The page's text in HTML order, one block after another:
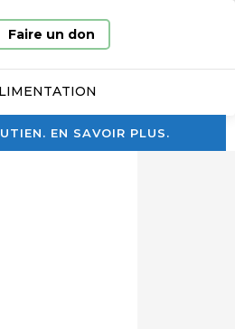
EN SAVOIR PLUS.
Faire un don